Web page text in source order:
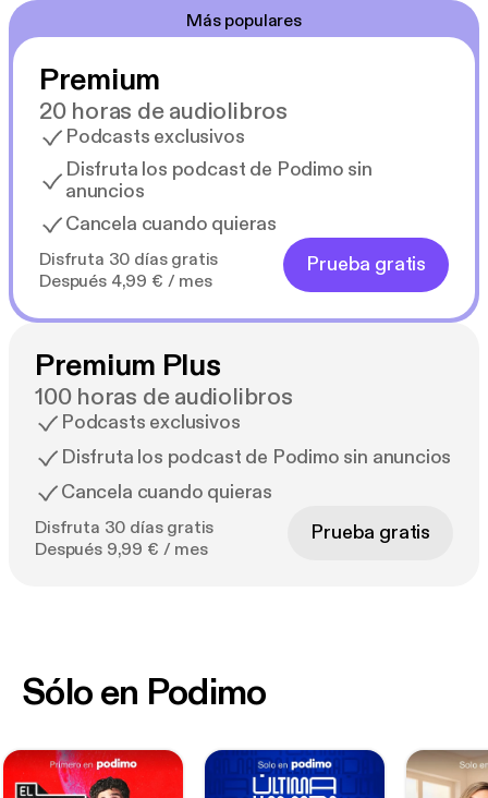
Más populares
Premium
20 horas de audiolibros
Podcasts exclusivos
Disfruta los podcast de Podimo sin
anuncios
Cancela cuando quieras
Disfruta 30 días gratis
Después 4,99 € / mes
Prueba gratis
Premium Plus
100 horas de audiolibros
Podcasts exclusivos
Disfruta los podcast de Podimo sin anuncios
Cancela cuando quieras
Disfruta 30 días gratis
Después 9,99 € / mes
Prueba gratis
Sólo en Podimo